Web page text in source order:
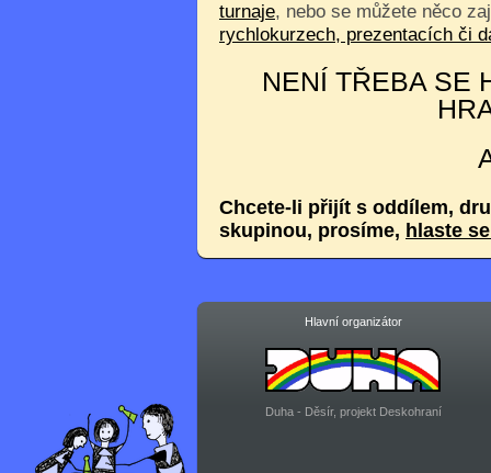
turnaje, nebo se můžete něco
rychlokurzech, prezentacích či
NENÍ TŘEBA SE
Chcete-li přijít s oddílem,
skupinou, prosíme, hlaste
Hlavní organizátor
Duha - Děsír, projekt Deskohraní